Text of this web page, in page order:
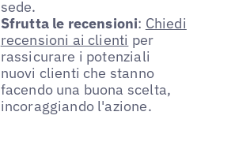
sede.
Sfrutta le recensioni: Chiedi
recensioni ai clienti per
rassicurare i potenziali
nuovi clienti che stanno
facendo una buona scelta,
incoraggiando l'azione.